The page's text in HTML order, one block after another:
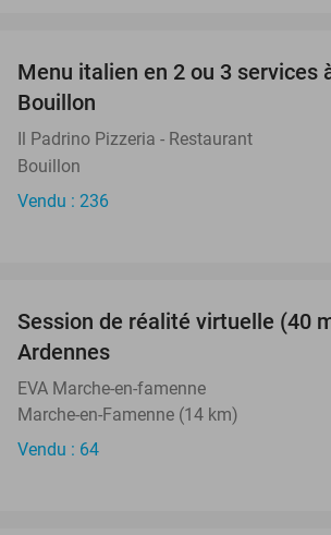
Menu italien en 2 ou 3 services
Bouillon
Il Padrino Pizzeria - Restaurant
Bouillon
Vendu : 236
Session de réalité virtuelle (40
Ardennes
EVA Marche-en-famenne
Marche-en-Famenne (14 km)
Vendu : 64